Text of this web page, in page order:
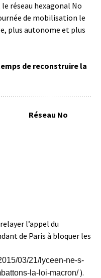
réseau hexagonal No
de mobilisation le
plus autonome et plus
de reconstruire la
Réseau No
l’appel du
de Paris à bloquer les
03/21/lyceen-ne-s-
la-loi-macron/).